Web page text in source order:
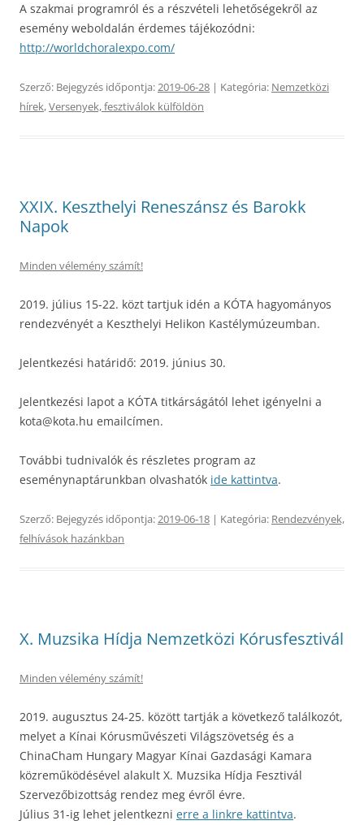
A szakmai programról és a részvételi lehetőségekről az
esemény weboldalán érdemes tájékozódni:
http://worldchoralexpo.com/
Szerző: Bejegyzés időpontja:2019-06-28 | Kategória: Nemzetközi
hírek,Versenyek, fesztiválok külföldön
XXIX. Keszthelyi Reneszánsz és Barokk
Napok
Minden vélemény számít!
2019. július 15-22. közt tartjuk idén a KÓTA hagyományos
rendezvényét a Keszthelyi Helikon Kastélymúzeumban.
Jelentkezési határidő: 2019. június 30.
Jelentkezési lapot a KÓTA titkárságától lehet igényelni a
kota@kota.hu emailcímen.
További tudnivalók és részletes program az
eseménynaptárunkban olvashatók ide kattintva.
Szerző: Bejegyzés időpontja:2019-06-18 | Kategória: Rendezvények,
felhívások hazánkban
X. Muzsika Hídja Nemzetközi Kórusfesztivál
Minden vélemény számít!
2019. augusztus 24-25. között tartják a következő találkozót,
melyet a Kínai Kórusművészeti Világszövetség és a
ChinaCham Hungary Magyar Kínai Gazdasági Kamara
közreműködésével alakult X. Muzsika Hídja Fesztivál
Szervezőbizottság rendez meg évről évre.
Július 31-ig lehet jelentkezni erre a linkre kattintva.